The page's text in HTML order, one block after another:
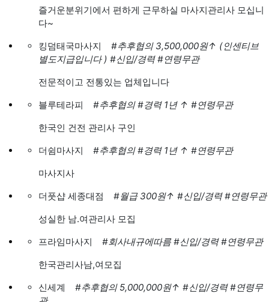
즐거운분위기에서 편하게 근무하실 마사지관리사 모십니
다~
킹덤태국마사지
#추후협의 3,500,000원↑ (인센티브
별도지급입니다 ) #신입/경력 #연령무관
전문적이고 전통있는 업체입니다
블루테라피
#추후협의 #경력 1년 ↑ #연령무관
한국인 건전 관리사 구인
더쉼마사지
#추후협의 #경력 1년 ↑ #연령무관
마사지사
더풋샵 세종대점
#월급 300원↑ #신입/경력 #연령무관
성실한 남.여관리사 모집
프라임마사지
#회사내규에따름 #신입/경력 #연령무관
한국관리사남,여모집
신세계
#추후협의 5,000,000원↑ #신입/경력 #연령무